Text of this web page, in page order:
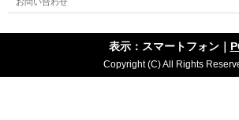
表示：スマートフォン｜
Copyright (C) All Rights